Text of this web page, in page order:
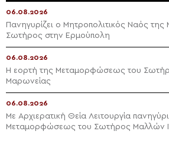
06.08.2026
Πανηγυρίζει ο Μητροπολιτικός Ναός
Σωτήρος στην Ερμούπολη
06.08.2026
Η εορτή της Μεταμορφώσεως του
Μαρωνείας
06.08.2026
Με Αρχιερατική Θεία Λειτουργία
Μεταμορφώσεως του Σωτήρος Μαλλών